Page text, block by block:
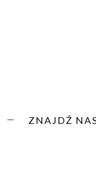
ZNAJDŹ